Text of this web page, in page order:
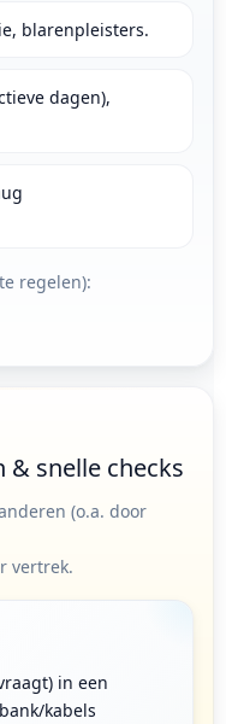
blarenpleisters.
dagen),
regelen):
& snelle checks
(o.a. door
vertrek.
in een
kabels